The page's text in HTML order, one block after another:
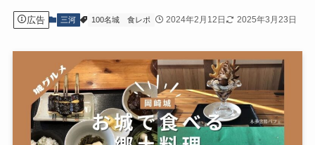
広告 三河 100名城 食レポ 2024年2月12日 2025年3月23日